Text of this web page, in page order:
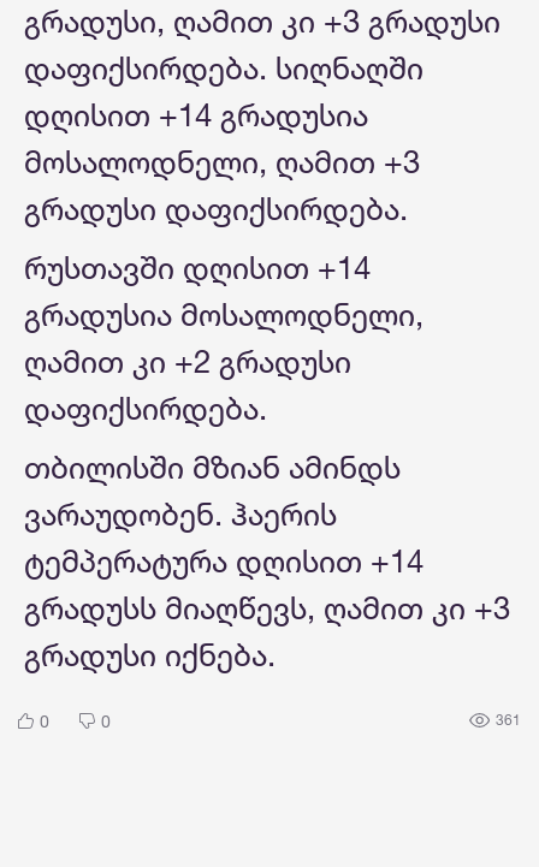
გრადუსი, ღამით კი +3 გრადუსი
დაფიქსირდება. სიღნაღში
დღისით +14 გრადუსია
მოსალოდნელი, ღამით +3
გრადუსი დაფიქსირდება.
რუსთავში დღისით +14
გრადუსია მოსალოდნელი,
ღამით კი +2 გრადუსი
დაფიქსირდება.
თბილისში მზიან ამინდს
ვარაუდობენ. ჰაერის
ტემპერატურა დღისით +14
გრადუსს მიაღწევს, ღამით კი +3
გრადუსი იქნება.
0 0 361